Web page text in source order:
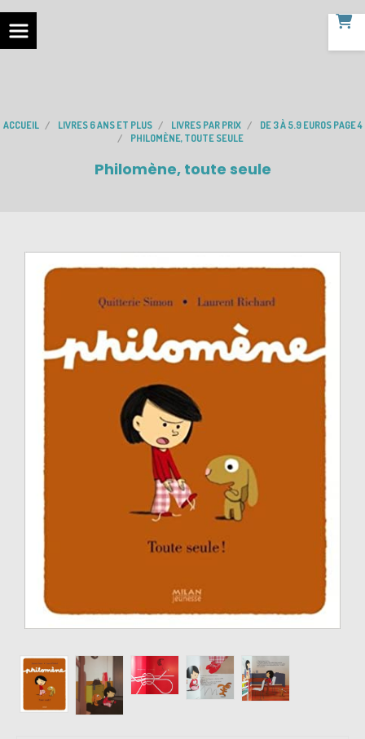
ACCUEIL LIVRES 6 ANS ET PLUS LIVRES PAR PRIX
DE 3 À 5.9 EUROS PAGE 4
PHILOMÈNE, TOUTE SEULE
Philomène, toute seule